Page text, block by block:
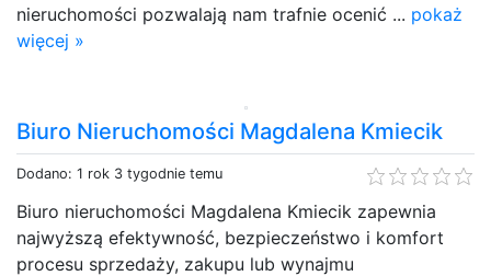
nieruchomości pozwalają nam trafnie ocenić ... pokaż
więcej »
Biuro Nieruchomości Magdalena Kmiecik
Dodano: 1 rok 3 tygodnie temu
Biuro nieruchomości Magdalena Kmiecik zapewnia
najwyższą efektywność, bezpieczeństwo i komfort
procesu sprzedaży, zakupu lub wynajmu